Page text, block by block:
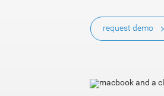
request demo